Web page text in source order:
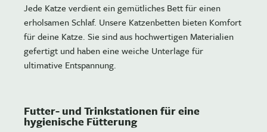
Jede Katze verdient ein gemütliches Bett für einen
erholsamen Schlaf. Unsere Katzenbetten bieten Komfort
für deine Katze. Sie sind aus hochwertigen Materialien
gefertigt und haben eine weiche Unterlage für
ultimative Entspannung.
Futter- und Trinkstationen für eine
hygienische Fütterung